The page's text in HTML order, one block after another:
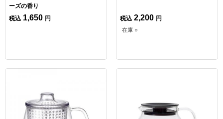
ーズの香り
税込 1,650 円 税込 2,200 円
在庫 ○